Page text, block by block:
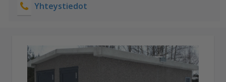
Yhteystiedot